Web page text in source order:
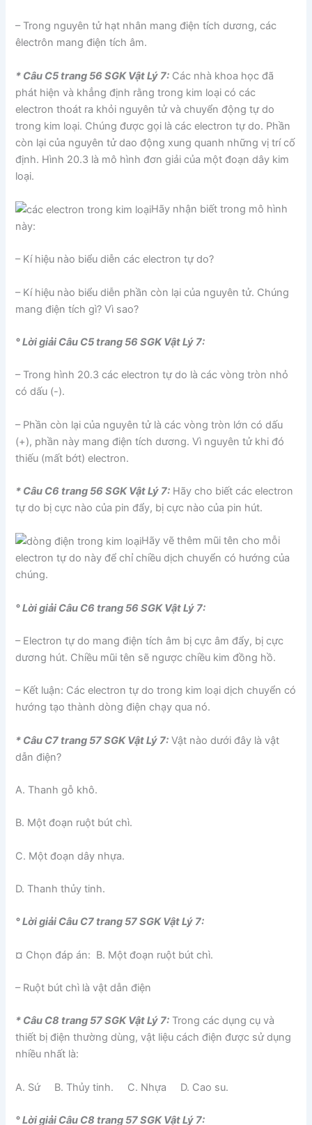
– Trong nguyên tử hạt nhân mang điện tích dương, các
êlectrôn mang điện tích âm.
* Câu C5 trang 56 SGK Vật Lý 7: Các nhà khoa học đã
phát hiện và khẳng định rằng trong kim loại có các
electron thoát ra khỏi nguyên tử và chuyển động tự do
trong kim loại. Chúng được gọi là các electron tự do. Phần
còn lại của nguyên tử dao động xung quanh những vị trí cố
định. Hình 20.3 là mô hình đơn giải của một đoạn dây kim
loại.
Hãy nhận biết trong mô hình
này:
– Kí hiệu nào biểu diễn các electron tự do?
– Kí hiệu nào biểu diễn phần còn lại của nguyên tử. Chúng
mang điện tích gì? Vì sao?
° Lời giải Câu C5 trang 56 SGK Vật Lý 7:
– Trong hình 20.3 các electron tự do là các vòng tròn nhỏ
có dấu (-).
– Phần còn lại của nguyên tử là các vòng tròn lớn có dấu
(+), phần này mang điện tích dương. Vì nguyên tử khi đó
thiếu (mất bớt) electron.
* Câu C6 trang 56 SGK Vật Lý 7: Hãy cho biết các electron
tự do bị cực nào của pin đẩy, bị cực nào của pin hút.
Hãy vẽ thêm mũi tên cho mỗi
electron tự do này để chỉ chiều dịch chuyển có hướng của
chúng.
° Lời giải Câu C6 trang 56 SGK Vật Lý 7:
– Electron tự do mang điện tích âm bị cực âm đẩy, bị cực
dương hút. Chiều mũi tên sẽ ngược chiều kim đồng hồ.
– Kết luận: Các electron tự do trong kim loại dịch chuyển có
hướng tạo thành dòng điện chạy qua nó.
* Câu C7 trang 57 SGK Vật Lý 7: Vật nào dưới đây là vật
dẫn điện?
A. Thanh gỗ khô.
B. Một đoạn ruột bút chì.
C. Một đoạn dây nhựa.
D. Thanh thủy tinh.
° Lời giải Câu C7 trang 57 SGK Vật Lý 7:
¤ Chọn đáp án: B. Một đoạn ruột bút chì.
– Ruột bút chì là vật dẫn điện
* Câu C8 trang 57 SGK Vật Lý 7: Trong các dụng cụ và
thiết bị điện thường dùng, vật liệu cách điện được sử dụng
nhiều nhất là:
A. Sứ B. Thủy tinh. C. Nhựa D. Cao su.
° Lời giải Câu C8 trang 57 SGK Vật Lý 7: